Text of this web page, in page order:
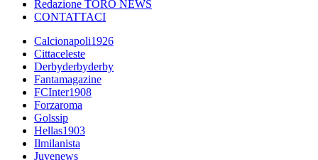
Redazione TORO NEWS
CONTATTACI
Calcionapoli1926
Cittaceleste
Derbyderbyderby
Fantamagazine
FCInter1908
Forzaroma
Golssip
Hellas1903
Ilmilanista
Juvenews